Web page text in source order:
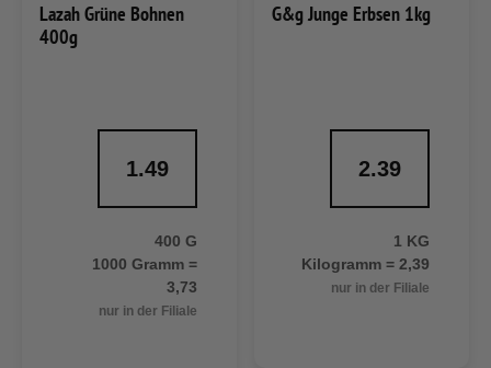
Lazah Grüne Bohnen
400g
1.49
400 G
1000 Gramm =
3,73
nur in der Filiale
G&g Junge Erbsen 1kg
2.39
1 KG
Kilogramm = 2,39
nur in der Filiale